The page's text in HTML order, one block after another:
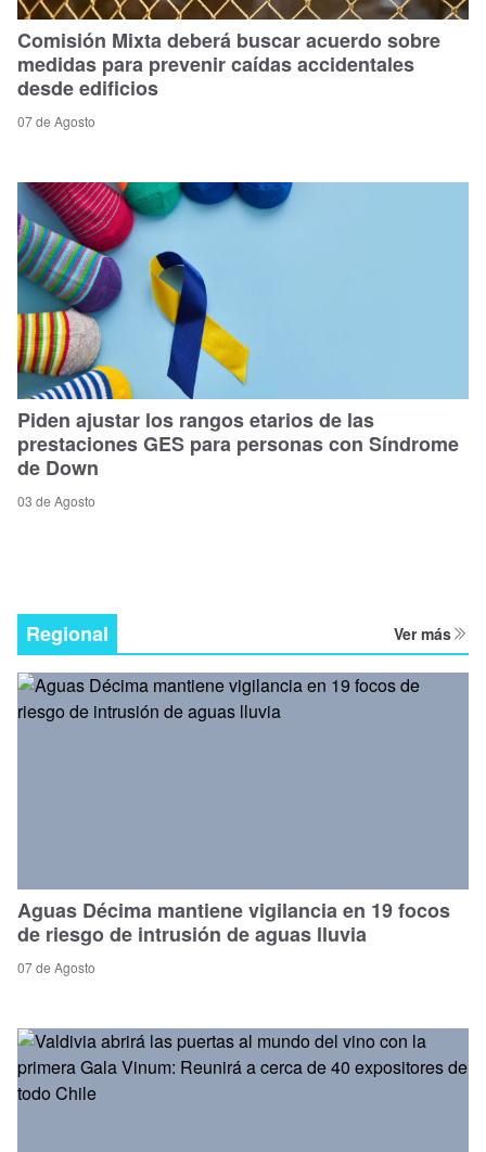
Comisión Mixta deberá buscar acuerdo sobre
medidas para prevenir caídas accidentales
desde edificios
07 de Agosto
Piden ajustar los rangos etarios de las
prestaciones GES para personas con Síndrome
de Down
03 de Agosto
Regional Ver más
Aguas Décima mantiene vigilancia en 19 focos
de riesgo de intrusión de aguas lluvia
07 de Agosto